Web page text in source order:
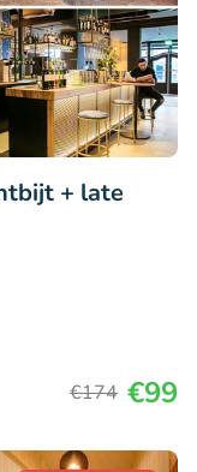
+ late
€174 €99